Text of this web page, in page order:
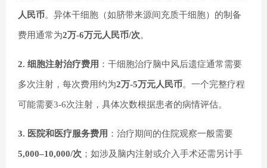
人民币。异体干细胞（如脐带来源间充质干细胞）的制备
费用通常为2万-6万元人民币/次。
2. 细胞注射治疗费用 ： 干细胞治疗脑中风后遗症通常需要
多次注射，每次费用约为2万-5万元人民币。一个完整疗程
可能需要3-6次注射，具体次数根据患者的病情评估。
3. 医院和医疗服务费用 ：治疗期间的住院观察一般需要
5,000–10,000/次 ；如涉及脑内注射或介入手术还需另计手